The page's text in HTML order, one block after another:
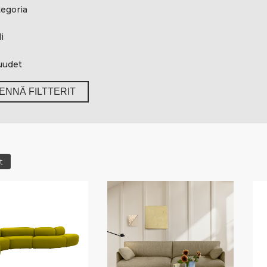
FILTTERIT